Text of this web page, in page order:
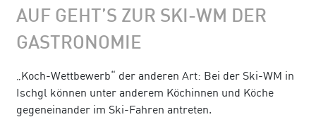
AUF GEHT’S ZUR SKI-WM DER
GASTRONOMIE
„Koch-Wettbewerb“ der anderen Art: Bei der Ski-WM in
Ischgl können unter anderem Köchinnen und Köche
gegeneinander im Ski-Fahren antreten.